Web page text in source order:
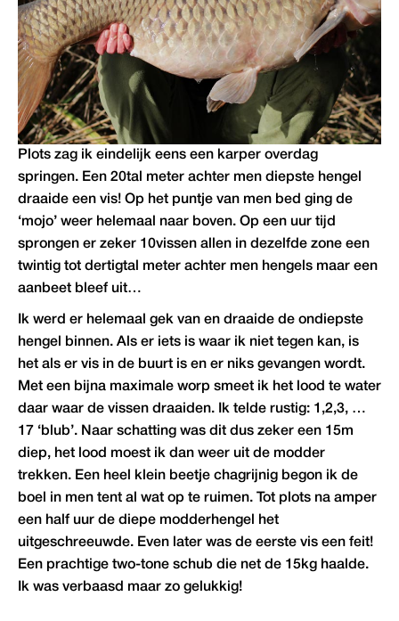
Plots zag ik eindelijk eens een karper overdag
springen. Een 20tal meter achter men diepste hengel
draaide een vis! Op het puntje van men bed ging de
‘mojo’ weer helemaal naar boven. Op een uur tijd
sprongen er zeker 10vissen allen in dezelfde zone een
twintig tot dertigtal meter achter men hengels maar een
aanbeet bleef uit…
Ik werd er helemaal gek van en draaide de ondiepste
hengel binnen. Als er iets is waar ik niet tegen kan, is
het als er vis in de buurt is en er niks gevangen wordt.
Met een bijna maximale worp smeet ik het lood te water
daar waar de vissen draaiden. Ik telde rustig: 1,2,3, …
17 ‘blub’. Naar schatting was dit dus zeker een 15m
diep, het lood moest ik dan weer uit de modder
trekken. Een heel klein beetje chagrijnig begon ik de
boel in men tent al wat op te ruimen. Tot plots na amper
een half uur de diepe modderhengel het
uitgeschreeuwde. Even later was de eerste vis een feit!
Een prachtige two-tone schub die net de 15kg haalde.
Ik was verbaasd maar zo gelukkig!